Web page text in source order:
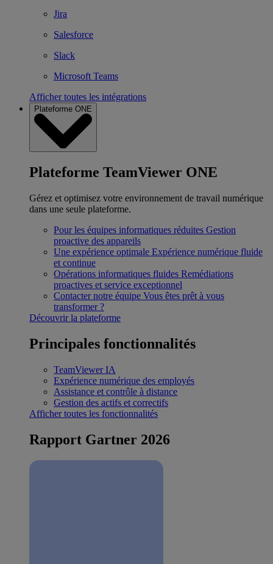
Jira
Salesforce
Slack
Microsoft Teams
Afficher toutes les intégrations
Plateforme ONE
Plateforme TeamViewer ONE
Gérez et optimisez votre environnement de travail numérique
dans une seule plateforme.
Pour les équipes informatiques réduites Gestion
proactive des appareils
Une expérience optimale Expérience numérique fluide
et continue
Opérations informatiques fluides Remédiations
proactives et service exceptionnel
Contacter notre équipe Vous êtes prêt à vous
transformer ?
Découvrir la plateforme
Principales fonctionnalités
TeamViewer IA
Expérience numérique des employés
Assistance et contrôle à distance
Gestion des actifs et correctifs
Afficher toutes les fonctionnalités
Rapport Gartner 2026